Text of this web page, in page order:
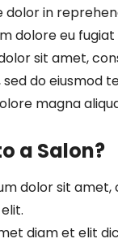
dolor in
dolore eu
sit amet,
sed do eiusmod
magna
a Salon?
dolor sit
diam et elit